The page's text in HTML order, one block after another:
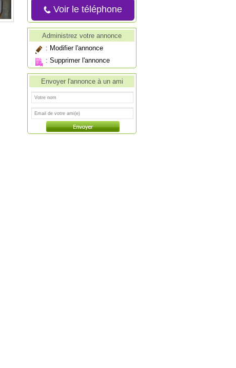
Voir le téléphone
Administrez votre annonce
: Modifier l'annonce
: Supprimer l'annonce
Envoyer l'annonce à un ami